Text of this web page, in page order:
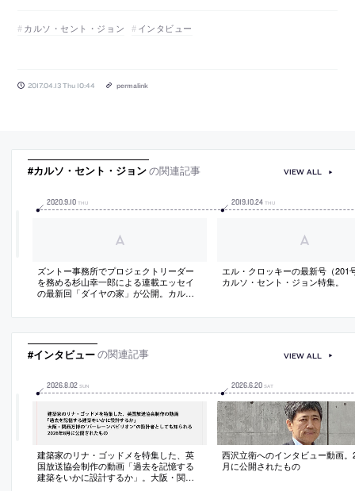
カルソ・セント・ジョン インタビュー
2017.04.13 Thu 10:44 permalink
#カルソ・セント・ジョンの関連記事
2020.9.10 THU
ズントー事務所でプロジェクトリーダー
を務める杉山幸一郎による連載エッセイ
の最新回「ダイヤの家」が公開。カル
スイスのゲストハウスをレビュー
2019.10.24 THU
エル・クロッキーの最新号（201
カルソ・セント・ジョン特集。
VIEW ALL
#インタビューの関連記事
2026.8.02 SUN
建築家のリナ・ゴッドメを特集した、英
国放送協会制作の動画「過去を記憶する
建築をいかに設計するか」。大阪・関西
2026.6.20 SAT
西沢立衛へのインタビュー動画。
月に公開されたもの
VIEW ALL